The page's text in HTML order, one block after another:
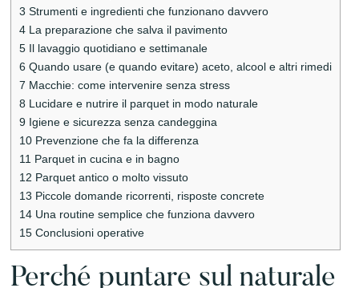
3 Strumenti e ingredienti che funzionano davvero
4 La preparazione che salva il pavimento
5 Il lavaggio quotidiano e settimanale
6 Quando usare (e quando evitare) aceto, alcool e altri rimedi
7 Macchie: come intervenire senza stress
8 Lucidare e nutrire il parquet in modo naturale
9 Igiene e sicurezza senza candeggina
10 Prevenzione che fa la differenza
11 Parquet in cucina e in bagno
12 Parquet antico o molto vissuto
13 Piccole domande ricorrenti, risposte concrete
14 Una routine semplice che funziona davvero
15 Conclusioni operative
Perché puntare sul naturale